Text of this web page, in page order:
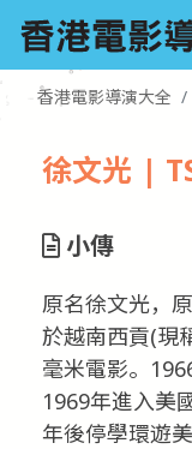
香港電影導演大全
徐文光 |
小傳
原名徐文光，
於越南西貢(現
毫米電影。
1969年進入美
年後停學環遊